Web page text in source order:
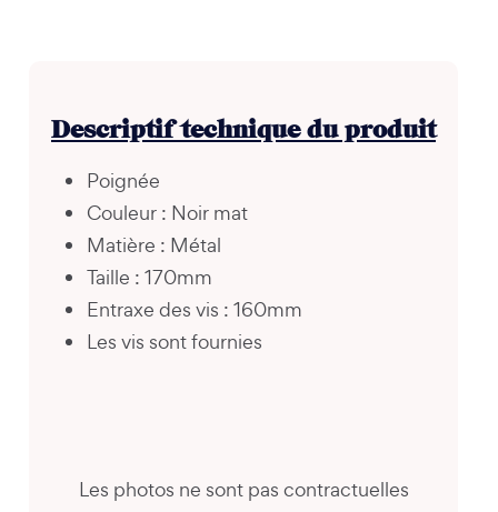
Descriptif technique du produit
Poignée
Couleur : Noir mat
Matière : Métal
Taille : 170mm
Entraxe des vis : 160mm
Les vis sont fournies
Les photos ne sont pas contractuelles